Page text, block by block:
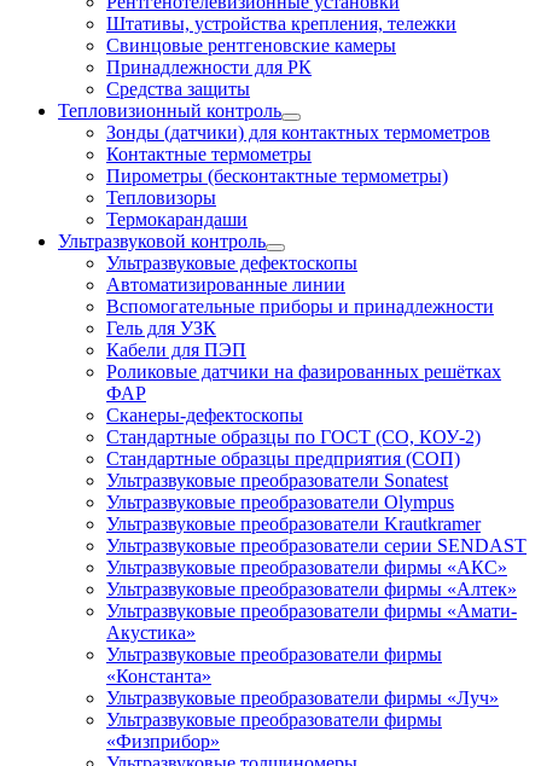
Штативы, устройства крепления, тележки
Свинцовые рентгеновские камеры
Принадлежности для РК
Средства защиты
Тепловизионный контроль
Зонды (датчики) для контактных термометров
Контактные термометры
Пирометры (бесконтактные термометры)
Тепловизоры
Термокарандаши
Ультразвуковой контроль
Ультразвуковые дефектоскопы
Автоматизированные линии
Вспомогательные приборы и принадлежности
Гель для УЗК
Кабели для ПЭП
Роликовые датчики на фазированных решётках
ФАР
Сканеры-дефектоскопы
Стандартные образцы по ГОСТ (СО, КОУ-2)
Стандартные образцы предприятия (СОП)
Ультразвуковые преобразователи Sonatest
Ультразвуковые преобразователи Olympus
Ультразвуковые преобразователи Krautkramer
Ультразвуковые преобразователи серии SENDAST
Ультразвуковые преобразователи фирмы «АКС»
Ультразвуковые преобразователи фирмы «Алтек»
Ультразвуковые преобразователи фирмы «Амати-
Акустика»
Ультразвуковые преобразователи фирмы
«Константа»
Ультразвуковые преобразователи фирмы «Луч»
Ультразвуковые преобразователи фирмы
«Физприбор»